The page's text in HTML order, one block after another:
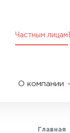
Частным лицам
О компании
Главная